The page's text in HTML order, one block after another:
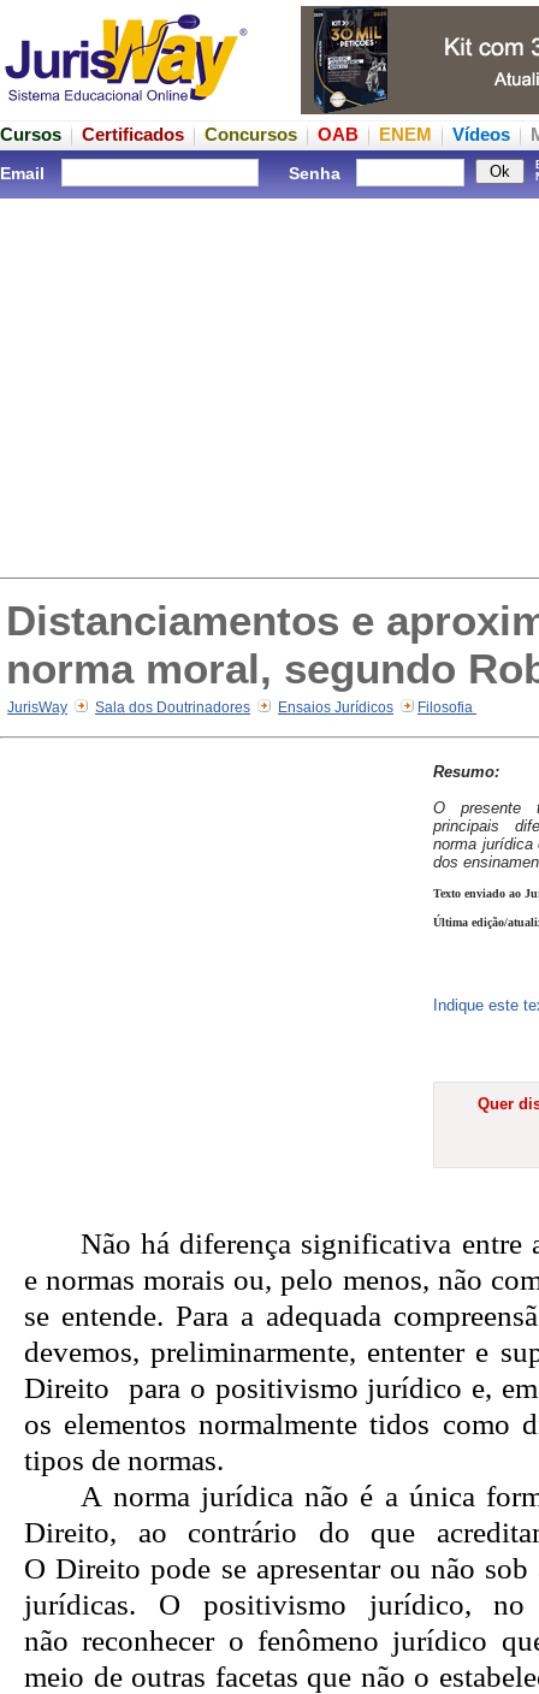
Cursos Certificados Concursos OAB ENEM Vídeos
Email Senha
Distanciamentos e
norma moral, segundo
JurisWay Sala dos Doutrinadores Ensaios Jurídicos Filosofia
Resumo:
O presente
principais
norma
dos
Texto enviado ao
Última edição/
Indique este
Quer
Não há diferença significativa entre
e normas morais ou, pelo menos, não
se entende. Para a adequada
devemos, preliminarmente, ententer e
Direito
para o positivismo jurídico e,
os elementos normalmente tidos como
tipos de normas.
A norma jurídica não é a única
Direito, ao contrário do que
O Direito pode se apresentar ou não
jurídicas. O positivismo jurídico, no
nãoreconhecer o fenômeno jurídico
meio de outras facetas que não o